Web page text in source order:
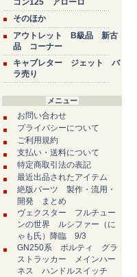
コン125 アローロ
そのほか
アウトレット B級品 新古
品 コーナー
キャブレター ジェット バ
ラ売り
メニュー
お問い合わせ
プライバシーについて
ご利用規約
支払い・送料について
特定商取引法の表記
最近出品されたアイテム
絶版パーツ 製作・流用・
開発 まとめ
ヴェクスター フルチュー
ンの世界 ルシファー（に
ゃも氏）降臨 9/3
GN250系 ボルティ グラ
ストラッカー メインハー
ネス ハンドルスイッチ